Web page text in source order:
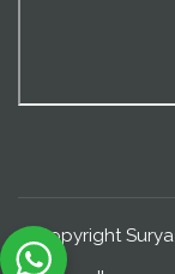
Copyright